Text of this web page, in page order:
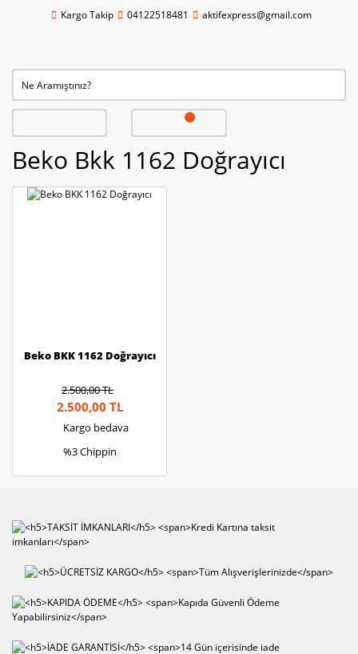
Kargo Takip 04122518481 aktifexpress@gmail.com
Beko Bkk 1162 Doğrayıcı
Beko BKK 1162 Doğrayıcı
2.500,00 TL
2.500,00 TL
Kargo bedava
%3 Chippin